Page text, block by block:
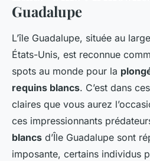
Guadalupe
L’île Guadalupe, située au
États-Unis, est reconnue
spots au monde pour la
requins blancs. C’est dans
claires que vous aurez
ces impressionnants
blancs d’Île Guadalupe sont
imposante, certains individus